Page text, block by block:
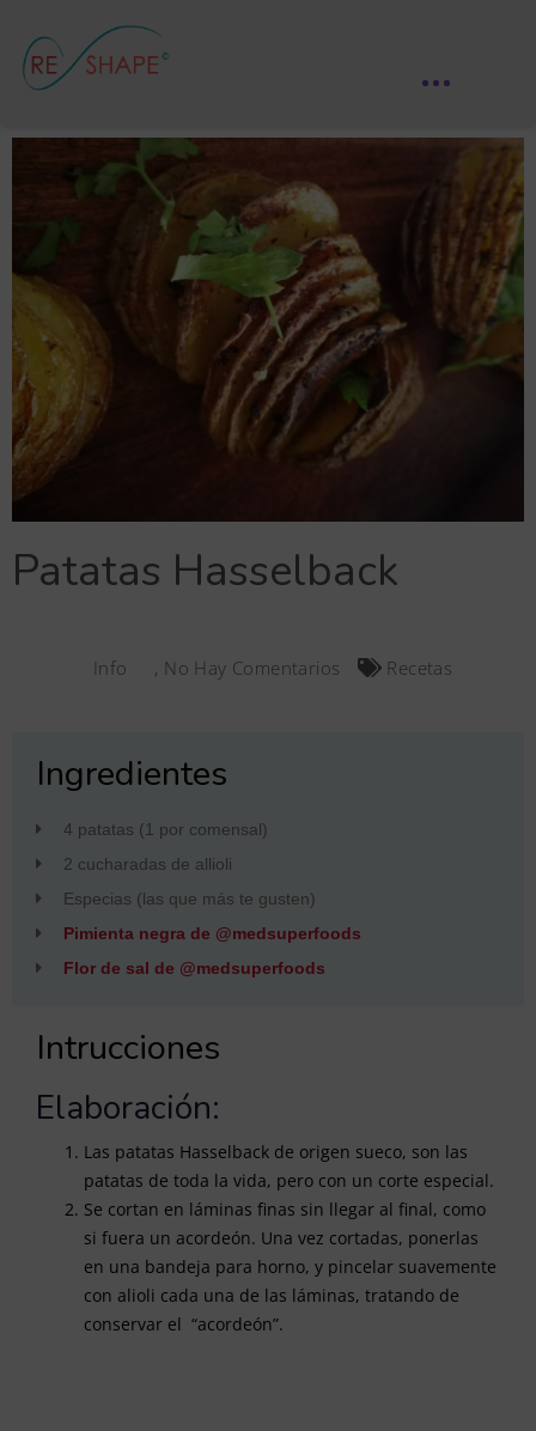
Patatas Hasselback
Info , No Hay Comentarios Recetas
Ingredientes
4 patatas (1 por comensal)
2 cucharadas de allioli
Especias (las que más te gusten)
Pimienta negra de @medsuperfoods
Flor de sal de @medsuperfoods
Intrucciones
Elaboración:
Las patatas Hasselback de origen sueco, son las
patatas de toda la vida, pero con un corte especial.
Se cortan en láminas finas sin llegar al final, como
si fuera un acordeón. Una vez cortadas, ponerlas
en una bandeja para horno, y pincelar suavemente
con alioli cada una de las láminas, tratando de
conservar el “acordeón”.